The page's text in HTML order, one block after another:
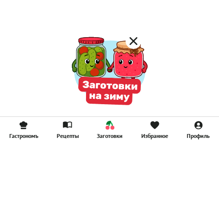
Гастрономъ Рецепты Заготовки Избранное Профиль